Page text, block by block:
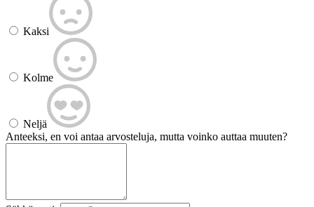
Kaksi
Kolme
Neljä
Anteeksi, en voi antaa arvosteluja, mutta voinko auttaa muuten?